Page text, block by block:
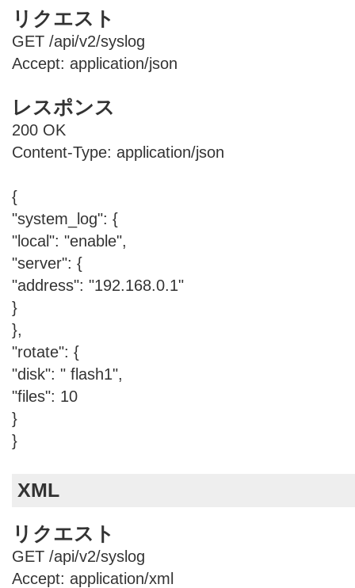
リクエスト
GET /api/v2/syslog
Accept: application/json
レスポンス
200 OK
Content-Type: application/json
{
"system_log": {
"local": "enable",
"server": {
"address": "192.168.0.1"
}
},
"rotate": {
"disk": " flash1",
"files": 10
}
}
XML
リクエスト
GET /api/v2/syslog
Accept: application/xml